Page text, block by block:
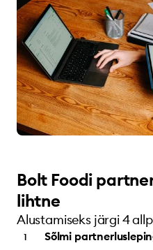
Bolt Foodi
lihtne
Alustamiseks järgi 4
Sõlmi